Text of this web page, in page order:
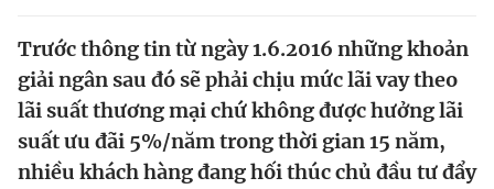
Tin thị trường Tin 360
Video Magazine
Trước thông tin từ ngày 1.6.2016 những khoản
giải ngân sau đó sẽ phải chịu mức lãi vay theo
lãi suất thương mại chứ không được hưởng lãi
suất ưu đãi 5%/năm trong thời gian 15 năm,
nhiều khách hàng đang hối thúc chủ đầu tư đẩy